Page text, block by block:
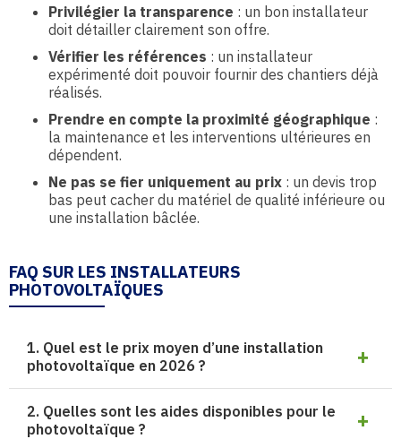
Privilégier la transparence : un bon installateur
doit détailler clairement son offre.
Vérifier les références : un installateur
expérimenté doit pouvoir fournir des chantiers déjà
réalisés.
Prendre en compte la proximité géographique :
la maintenance et les interventions ultérieures en
dépendent.
Ne pas se fier uniquement au prix : un devis trop
bas peut cacher du matériel de qualité inférieure ou
une installation bâclée.
FAQ SUR LES INSTALLATEURS
PHOTOVOLTAÏQUES
1. Quel est le prix moyen d’une installation
photovoltaïque en 2026 ?
2. Quelles sont les aides disponibles pour le
photovoltaïque ?